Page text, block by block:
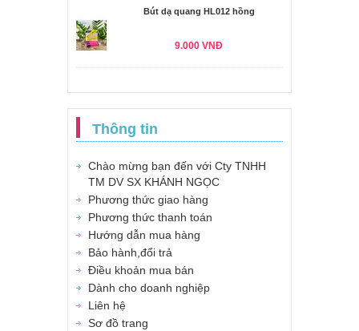
Bút dạ quang HL012 hồng
9.000 VNĐ
Thông tin
Chào mừng bạn đến với Cty TNHH
TM DV SX KHÁNH NGỌC
Phương thức giao hàng
Phương thức thanh toán
Hướng dẫn mua hàng
Bảo hành,đổi trả
Điều khoản mua bán
Dành cho doanh nghiệp
Liên hệ
Sơ đồ trang